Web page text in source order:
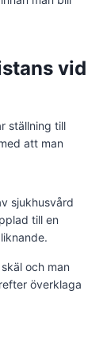
vid
ställning till
att man
sjukhusvård
till en
och man
överklaga